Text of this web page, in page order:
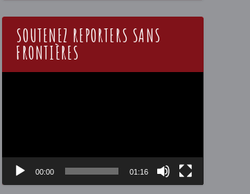
SOUTENEZ REPORTERS SANS
FRONTIÈRES
00:00 01:16